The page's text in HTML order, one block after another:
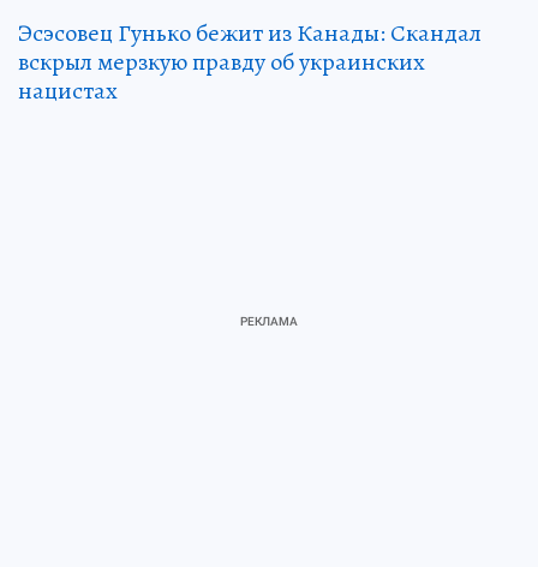
Эсэсовец Гунько бежит из Канады: Скандал
вскрыл мерзкую правду об украинских
нацистах